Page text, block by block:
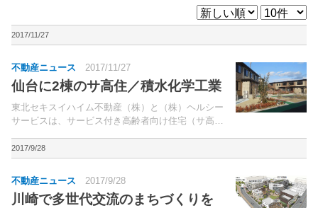
東急不動産 賃料
ア
野村不動産 ZEH [+]
2017/11/27
不動産ニュース 2017/11/27
仙台に2棟のサ高住／積水化学工業
東北セキスイハイム不動産（株）と（株）ヘルシー
サービスは、サービス付き高齢者向け住宅（サ高
を、12月7日よりオープンする。東北地域では初の
自社運営。
2017/9/28
不動産ニュース 2017/9/28
川崎で多世代交流のまちづくりを